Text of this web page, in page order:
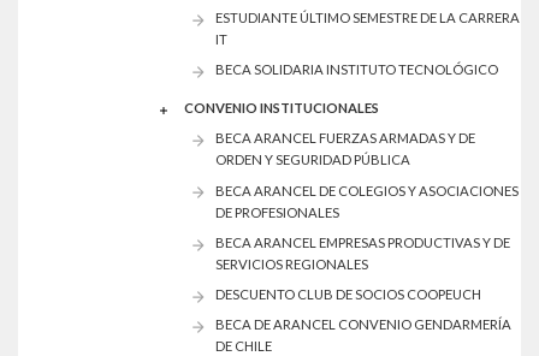
ESTUDIANTE ÚLTIMO SEMESTRE DE LA CARRERA
IT
BECA SOLIDARIA INSTITUTO TECNOLÓGICO
CONVENIO INSTITUCIONALES
BECA ARANCEL FUERZAS ARMADAS Y DE
ORDEN Y SEGURIDAD PÚBLICA
BECA ARANCEL DE COLEGIOS Y ASOCIACIONES
DE PROFESIONALES
BECA ARANCEL EMPRESAS PRODUCTIVAS Y DE
SERVICIOS REGIONALES
DESCUENTO CLUB DE SOCIOS COOPEUCH
BECA DE ARANCEL CONVENIO GENDARMERÍA
DE CHILE